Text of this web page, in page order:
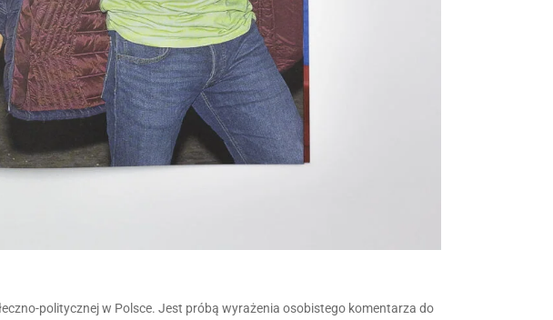
politycznej w Polsce. Jest próbą wyrażenia osobistego komentarza do